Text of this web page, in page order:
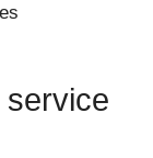
service